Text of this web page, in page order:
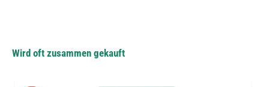
Wird oft zusammen gekauft